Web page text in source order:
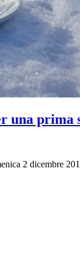
prima
2 dicembre